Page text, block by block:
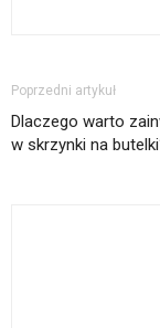
Poprzedni artykuł
Dlaczego warto
w skrzynki na